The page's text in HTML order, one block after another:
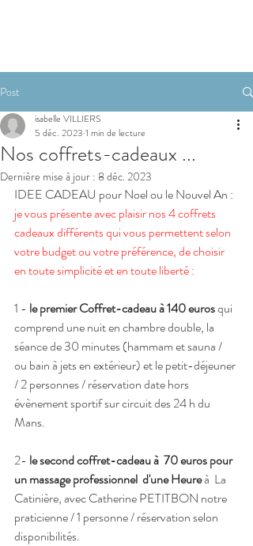
Post
Nos coffrets-cadeaux ...
isabelle VILLIERS
5 déc. 2023 1 min de lecture
Dernière mise à jour : 8 déc. 2023
IDEE CADEAU pour Noel ou le Nouvel An :
je vous présente avec plaisir nos 4 coffrets
cadeaux différents qui vous permettent selon
votre budget ou votre préférence, de choisir
en toute simplicité et en toute liberté :
1 - le premier Coffret-cadeau à 140 euros qui
comprend une nuit en chambre double, la
séance de 30 minutes (hammam et sauna /
ou bain à jets en extérieur) et le petit-déjeuner
/ 2 personnes / réservation date hors
évènement sportif sur circuit des 24 h du
Mans.
2- le second coffret-cadeau à  70 euros pour
un massage professionnel  d'une Heure à  La
Catinière, avec Catherine PETITBON notre
praticienne / 1 personne / réservation selon
disponibilités.